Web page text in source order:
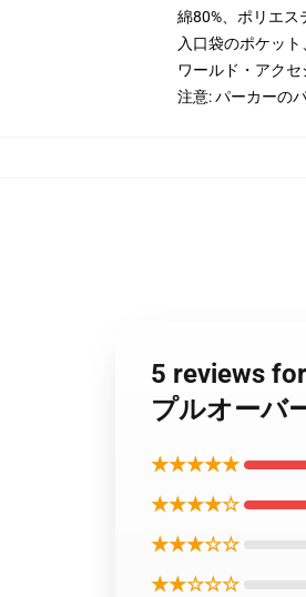
綿80%、ポリエス
入口袋のポケッ
ワールド・アク
注意: パーカーの
5 reviews
プルオーバ
★★★★★
★★★★☆
★★★☆☆
★★☆☆☆